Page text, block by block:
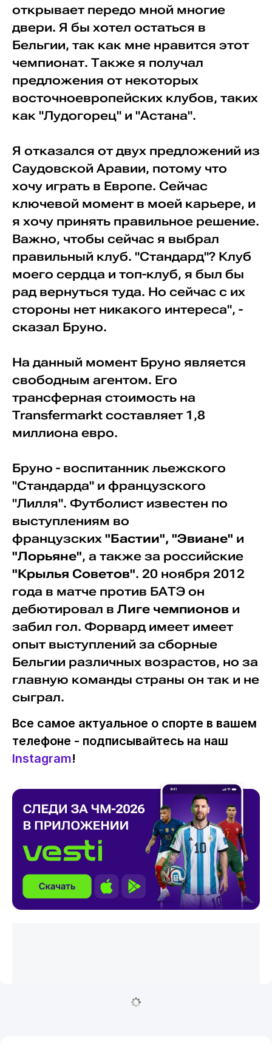
открывает передо мной многие
двери. Я бы хотел остаться в
Бельгии, так как мне нравится этот
чемпионат. Также я получал
предложения от некоторых
восточноевропейских клубов, таких
как "Лудогорец" и "Астана".
Я отказался от двух предложений из
Саудовской Аравии, потому что
хочу играть в Европе. Сейчас
ключевой момент в моей карьере, и
я хочу принять правильное решение.
Важно, чтобы сейчас я выбрал
правильный клуб. "Стандард"? Клуб
моего сердца и топ-клуб, я был бы
рад вернуться туда. Но сейчас с их
стороны нет никакого интереса", -
сказал Бруно.
На данный момент Бруно является
свободным агентом. Его
трансферная стоимость на
Transfermarkt составляет 1,8
миллиона евро.
Бруно - воспитанник льежского
"Стандарда" и французского
"Лилля". Футболист известен по
выступлениям во
французских "Бастии", "Эвиане" и
"Лорьяне", а также за российские
"Крылья Советов". 20 ноября 2012
года в матче против БАТЭ он
дебютировал в Лиге чемпионов и
забил гол. Форвард имеет имеет
опыт выступлений за сборные
Бельгии различных возрастов, но за
главную команды страны он так и не
сыграл.
Все самое актуальное о спорте в вашем
телефоне - подписывайтесь на наш
Instagram!